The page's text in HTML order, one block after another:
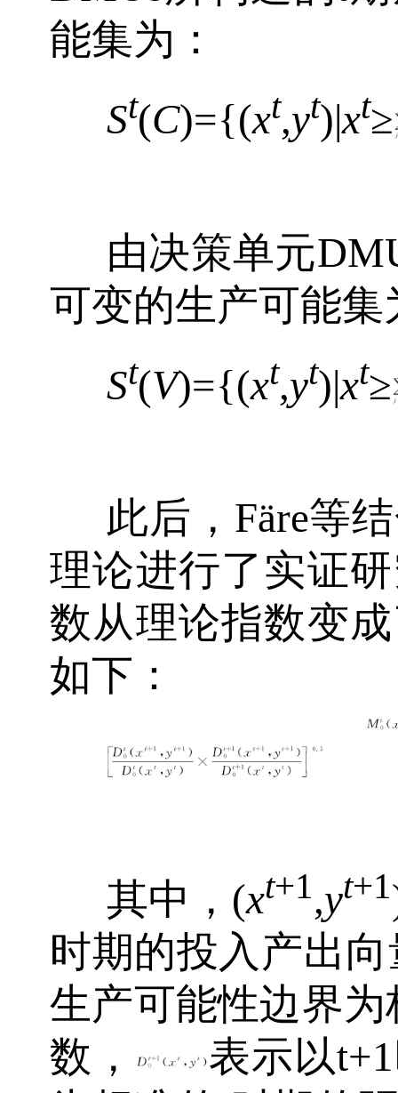
能集为：
St(C)={(xt,yt)|xt≥
由决策单元
可变的生产可能集
St(V)={(xt,yt)|xt≥
此后，Färe等
理论进行了实证
数从理论指数变
如下：
其中，(xt+1,yt+1
时期的投入产出
生产可能性边界为
数，
表示以